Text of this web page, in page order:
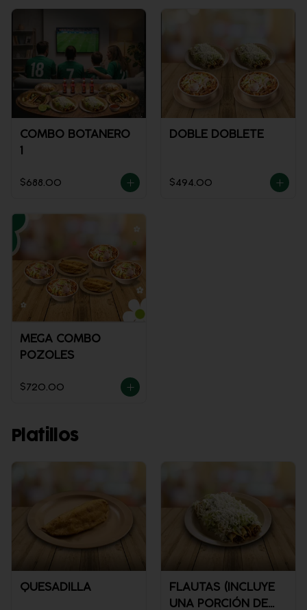
COMBO BOTANERO
1
$688.00
DOBLE DOBLETE
$494.00
MEGA COMBO
POZOLES
$720.00
Platillos
QUESADILLA
FLAUTAS (INCLUYE
UNA PORCIÓN DE